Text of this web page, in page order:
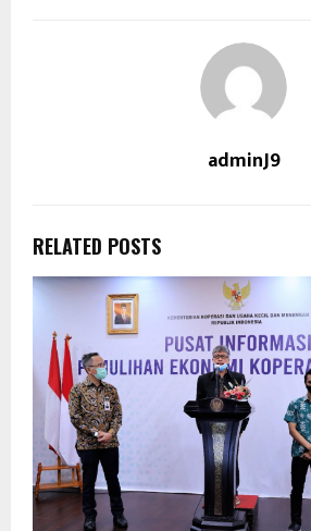
adminJ9
RELATED POSTS